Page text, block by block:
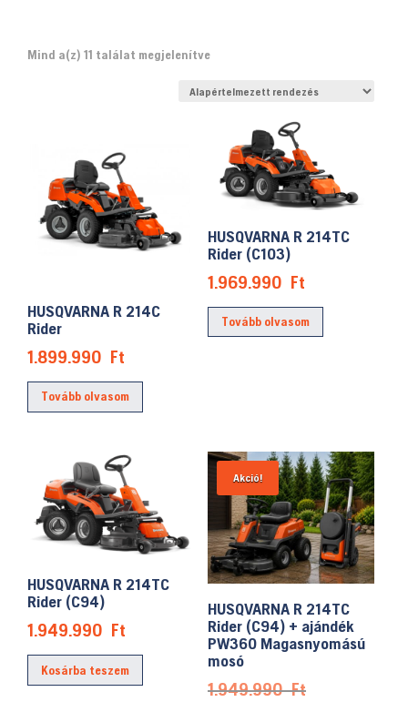
Mind a(z) 11 találat megjelenítve
HUSQVARNA R 214C
Rider
1.899.990 Ft
Tovább olvasom
HUSQVARNA R 214TC
Rider (C103)
1.969.990 Ft
Tovább olvasom
HUSQVARNA R 214TC
Rider (C94)
1.949.990 Ft
Kosárba teszem
Akció!
HUSQVARNA R 214TC
Rider (C94) + ajándék
PW360 Magasnyomású
mosó
1.949.990FtOriginal